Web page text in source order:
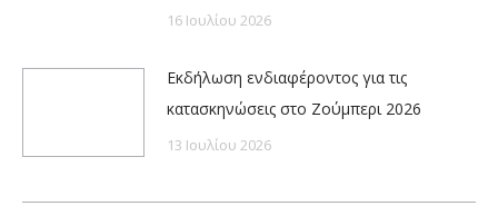
16 Ιουλίου 2026
Εκδήλωση ενδιαφέροντος για τις
κατασκηνώσεις στο Ζούμπερι 2026
13 Ιουλίου 2026